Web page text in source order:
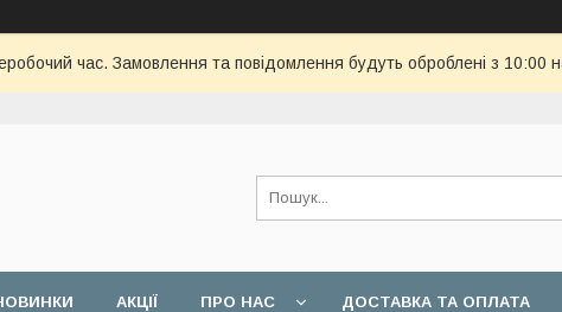
час. Замовлення та повідомлення будуть оброблені з 10:00
АКЦІЇ ПРО НАС ДОСТАВКА ТА ОПЛАТА